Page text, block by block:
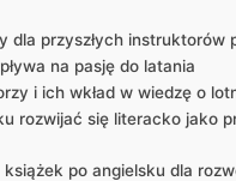
dla przyszłych‍ instruktorów
na pasję do latania
i ich wkład‍ w wiedzę o⁣
rozwijać się⁤ literacko jako
po⁣ angielsku⁢ dla